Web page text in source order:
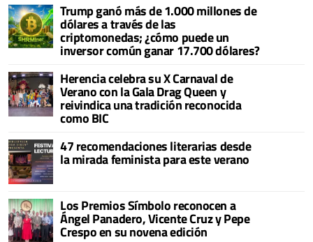
Trump ganó más de 1.000 millones de
dólares a través de las
criptomonedas; ¿cómo puede un
inversor común ganar 17.700 dólares?
Herencia celebra su X Carnaval de
Verano con la Gala Drag Queen y
reivindica una tradición reconocida
como BIC
47 recomendaciones literarias desde
la mirada feminista para este verano
Los Premios Símbolo reconocen a
Ángel Panadero, Vicente Cruz y Pepe
Crespo en su novena edición